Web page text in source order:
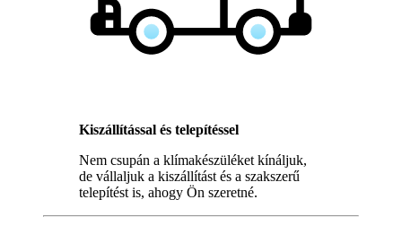
Kiszállítással és telepítéssel
Nem csupán a klímakészüléket kínáljuk,
de vállaljuk a kiszállítást és a szakszerű
telepítést is, ahogy Ön szeretné.